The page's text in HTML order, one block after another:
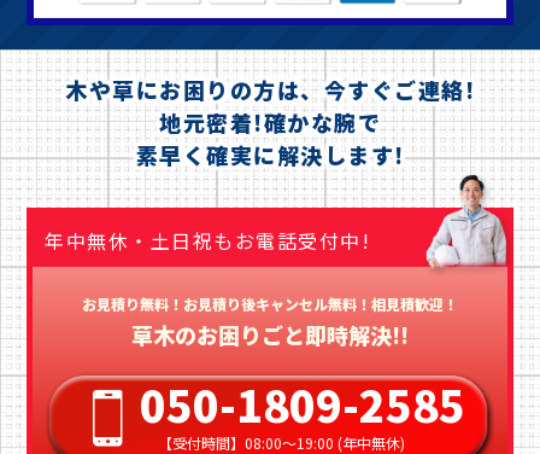
木や草にお困りの方は、今すぐご連絡!
地元密着!確かな腕で
素早く確実に解決します!
年中無休・土日祝もお電話受付中!
お見積り無料！お見積り後キャンセル無料！相見積歓迎！
草木のお困りごと即時解決!!
050-1809-2585
【受付時間】08:00〜19:00 (年中無休)